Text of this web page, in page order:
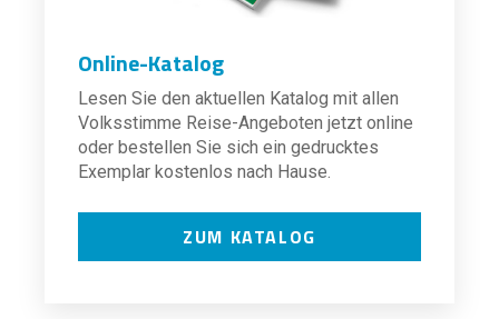
Online-Katalog
Lesen Sie den aktuellen Katalog mit allen
Volksstimme Reise-Angeboten jetzt online
oder bestellen Sie sich ein gedrucktes
Exemplar kostenlos nach Hause.
ZUM KATALOG